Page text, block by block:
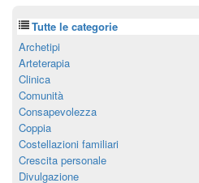
Tutte le categorie
Archetipi
Arteterapia
Clinica
Comunità
Consapevolezza
Coppia
Costellazioni familiari
Crescita personale
Divulgazione